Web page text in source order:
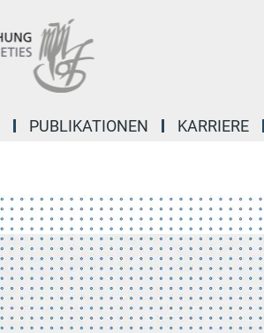
PUBLIKATIONEN KARRIERE